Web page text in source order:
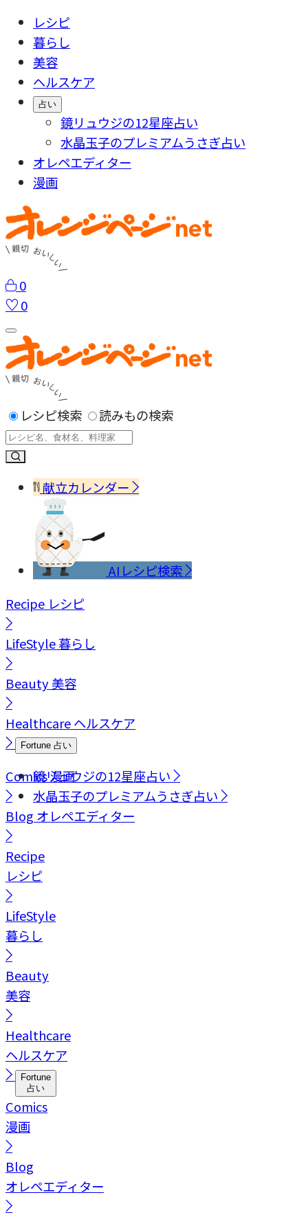
レシピ
暮らし
美容
ヘルスケア
占い
鏡リュウジの12星座占い
水晶玉子のプレミアムうさぎ占い
オレペエディター
漫画
0
0
レシピ検索 読みもの検索
献立カレンダー
AIレシピ検索
Recipe レシピ
LifeStyle暮らし
Beauty美容
Healthcareヘルスケア
Fortune 占い
鏡リュウジの12星座占い
水晶玉子のプレミアムうさぎ占い
Comics漫画
Blog オレペエディター
Recipe
レシピ
LifeStyle
暮らし
Beauty
美容
Healthcare
ヘルスケア
Fortune
占い
Comics
漫画
Blog
オレペエディター